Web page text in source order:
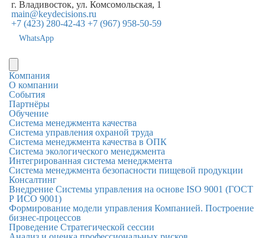
г. Владивосток, ул. Комсомольская, 1
main@keydecisions.ru
+7 (423) 280-42-43 +7 (967) 958-50-59
WhatsApp
Компания
О компании
События
Партнёры
Обучение
Система менеджмента качества
Система управления охраной труда
Система менеджмента качества в ОПК
Система экологического менеджмента
Интегрированная система менеджмента
Система менеджмента безопасности пищевой продукции
Консалтинг
Внедрение Системы управления на основе ISO 9001 (ГОСТ
Р ИСО 9001)
Формирование модели управления Компанией. Построение
бизнес-процессов
Проведение Стратегической сессии